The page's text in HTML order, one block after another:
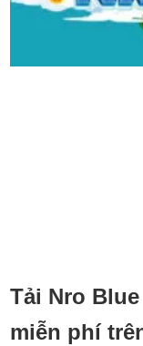
Tải Nro
miễn phí